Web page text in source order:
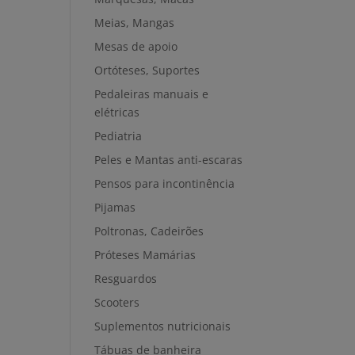
Meias, Mangas
Mesas de apoio
Ortóteses, Suportes
Pedaleiras manuais e
elétricas
Pediatria
Peles e Mantas anti-escaras
Pensos para incontinência
Pijamas
Poltronas, Cadeirões
Próteses Mamárias
Resguardos
Scooters
Suplementos nutricionais
Tábuas de banheira